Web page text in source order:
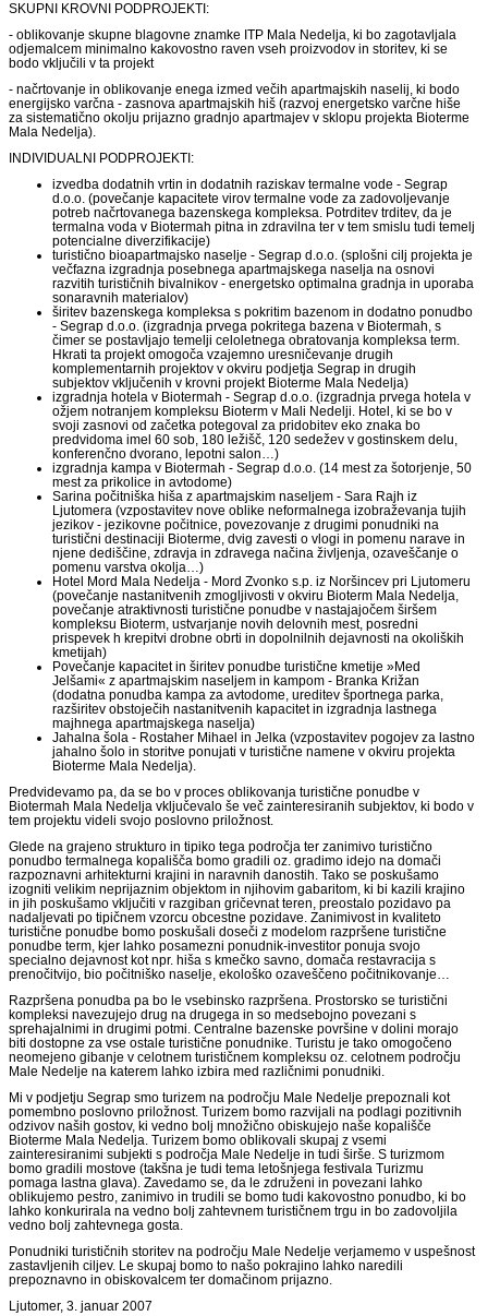
SKUPNI KROVNI PODPROJEKTI:
- oblikovanje skupne blagovne znamke ITP Mala Nedelja, ki bo zagotavljala
odjemalcem minimalno kakovostno raven vseh proizvodov in storitev, ki se
bodo vključili v ta projekt
- načrtovanje in oblikovanje enega izmed večih apartmajskih naselij, ki bodo
energijsko varčna - zasnova apartmajskih hiš (razvoj energetsko varčne hiše
za sistematično okolju prijazno gradnjo apartmajev v sklopu projekta Bioterme
Mala Nedelja).
INDIVIDUALNI PODPROJEKTI:
izvedba dodatnih vrtin in dodatnih raziskav termalne vode - Segrap
d.o.o. (povečanje kapacitete virov termalne vode za zadovoljevanje
potreb načrtovanega bazenskega kompleksa. Potrditev trditev, da je
termalna voda v Biotermah pitna in zdravilna ter v tem smislu tudi temelj
potencialne diverzifikacije)
turistično bioapartmajsko naselje - Segrap d.o.o. (splošni cilj projekta je
večfazna izgradnja posebnega apartmajskega naselja na osnovi
razvitih turističnih bivalnikov - energetsko optimalna gradnja in uporaba
sonaravnih materialov)
širitev bazenskega kompleksa s pokritim bazenom in dodatno ponudbo
- Segrap d.o.o. (izgradnja prvega pokritega bazena v Biotermah, s
čimer se postavljajo temelji celoletnega obratovanja kompleksa term.
Hkrati ta projekt omogoča vzajemno uresničevanje drugih
komplementarnih projektov v okviru podjetja Segrap in drugih
subjektov vključenih v krovni projekt Bioterme Mala Nedelja)
izgradnja hotela v Biotermah - Segrap d.o.o. (izgradnja prvega hotela v
ožjem notranjem kompleksu Bioterm v Mali Nedelji. Hotel, ki se bo v
svoji zasnovi od začetka potegoval za pridobitev eko znaka bo
predvidoma imel 60 sob, 180 ležišč, 120 sedežev v gostinskem delu,
konferenčno dvorano, lepotni salon…)
izgradnja kampa v Biotermah - Segrap d.o.o. (14 mest za šotorjenje, 50
mest za prikolice in avtodome)
Sarina počitniška hiša z apartmajskim naseljem - Sara Rajh iz
Ljutomera (vzpostavitev nove oblike neformalnega izobraževanja tujih
jezikov - jezikovne počitnice, povezovanje z drugimi ponudniki na
turistični destinaciji Bioterme, dvig zavesti o vlogi in pomenu narave in
njene dediščine, zdravja in zdravega načina življenja, ozaveščanje o
pomenu varstva okolja…)
Hotel Mord Mala Nedelja - Mord Zvonko s.p. iz Noršincev pri Ljutomeru
(povečanje nastanitvenih zmogljivosti v okviru Bioterm Mala Nedelja,
povečanje atraktivnosti turistične ponudbe v nastajajočem širšem
kompleksu Bioterm, ustvarjanje novih delovnih mest, posredni
prispevek h krepitvi drobne obrti in dopolnilnih dejavnosti na okoliških
kmetijah)
Povečanje kapacitet in širitev ponudbe turistične kmetije »Med
Jelšami« z apartmajskim naseljem in kampom - Branka Križan
(dodatna ponudba kampa za avtodome, ureditev športnega parka,
razširitev obstoječih nastanitvenih kapacitet in izgradnja lastnega
majhnega apartmajskega naselja)
Jahalna šola - Rostaher Mihael in Jelka (vzpostavitev pogojev za lastno
jahalno šolo in storitve ponujati v turistične namene v okviru projekta
Bioterme Mala Nedelja).
Predvidevamo pa, da se bo v proces oblikovanja turistične ponudbe v
Biotermah Mala Nedelja vključevalo še več zainteresiranih subjektov, ki bodo v
tem projektu videli svojo poslovno priložnost.
Glede na grajeno strukturo in tipiko tega področja ter zanimivo turistično
ponudbo termalnega kopališča bomo gradili oz. gradimo idejo na domači
razpoznavni arhitekturni krajini in naravnih danostih. Tako se poskušamo
izogniti velikim neprijaznim objektom in njihovim gabaritom, ki bi kazili krajino
in jih poskušamo vključiti v razgiban gričevnat teren, preostalo pozidavo pa
nadaljevati po tipičnem vzorcu obcestne pozidave. Zanimivost in kvaliteto
turistične ponudbe bomo poskušali doseči z modelom razpršene turistične
ponudbe term, kjer lahko posamezni ponudnik-investitor ponuja svojo
specialno dejavnost kot npr. hiša s kmečko savno, domača restavracija s
prenočitvijo, bio počitniško naselje, ekološko ozaveščeno počitnikovanje…
Razpršena ponudba pa bo le vsebinsko razpršena. Prostorsko se turistični
kompleksi navezujejo drug na drugega in so medsebojno povezani s
sprehajalnimi in drugimi potmi. Centralne bazenske površine v dolini morajo
biti dostopne za vse ostale turistične ponudnike. Turistu je tako omogočeno
neomejeno gibanje v celotnem turističnem kompleksu oz. celotnem področju
Male Nedelje na katerem lahko izbira med različnimi ponudniki.
Mi v podjetju Segrap smo turizem na področju Male Nedelje prepoznali kot
pomembno poslovno priložnost. Turizem bomo razvijali na podlagi pozitivnih
odzivov naših gostov, ki vedno bolj množično obiskujejo naše kopališče
Bioterme Mala Nedelja. Turizem bomo oblikovali skupaj z vsemi
zainteresiranimi subjekti s področja Male Nedelje in tudi širše. S turizmom
bomo gradili mostove (takšna je tudi tema letošnjega festivala Turizmu
pomaga lastna glava). Zavedamo se, da le združeni in povezani lahko
oblikujemo pestro, zanimivo in trudili se bomo tudi kakovostno ponudbo, ki bo
lahko konkurirala na vedno bolj zahtevnem turističnem trgu in bo zadovoljila
vedno bolj zahtevnega gosta.
Ponudniki turističnih storitev na področju Male Nedelje verjamemo v uspešnost
zastavljenih ciljev. Le skupaj bomo to našo pokrajino lahko naredili
prepoznavno in obiskovalcem ter domačinom prijazno.
Ljutomer, 3. januar 2007